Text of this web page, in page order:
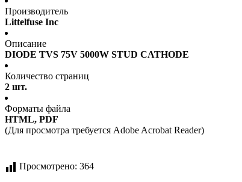
Производитель
Littelfuse Inc
Описание
DIODE TVS 75V 5000W STUD CATHODE
Количество страниц
2 шт.
Форматы файла
HTML, PDF
(Для просмотра требуется Adobe Acrobat Reader)
Просмотрено: 364